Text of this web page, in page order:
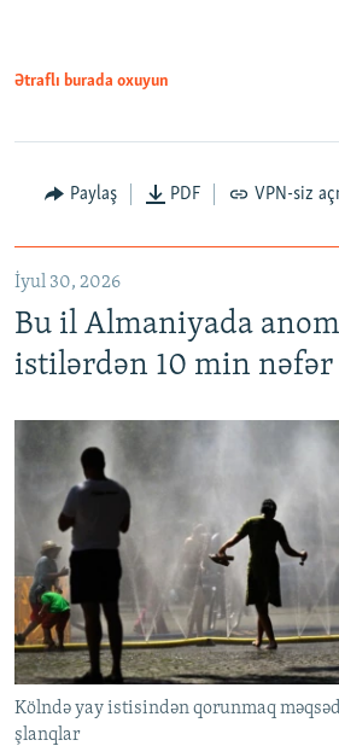
Ətraflı burada oxuyun
Paylaş PDF VPN-siz
İyul 30, 2026
Bu il Almaniyada
istilərdən 10 min nəfər
Kölndə yay istisindən qorunmaq
şlanqlar